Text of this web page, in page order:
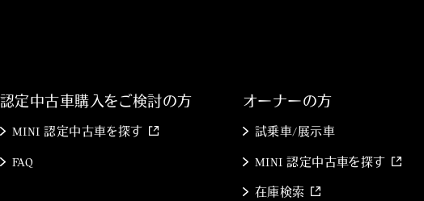
認定中古車購入をご検討の方
MINI 認定中古車を探す
FAQ
オーナーの方
試乗車/展示車
MINI 認定中古車を探す
在庫検索